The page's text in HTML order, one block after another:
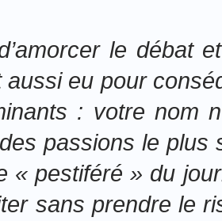
le débat
aussi eu pour
: votre nom
passions le plus
« pestiféré » du
sans prendre le